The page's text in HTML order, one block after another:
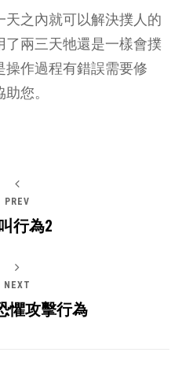
之內就可以解決撲人的
了兩三天牠還是一樣會撲
操作過程有錯誤需要修
您。
PREV
行為2
NEXT
懼攻擊行為